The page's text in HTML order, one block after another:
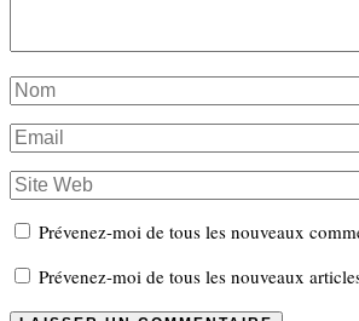
Prévenez-moi de tous les nouveaux
Prévenez-moi de tous les nouveaux